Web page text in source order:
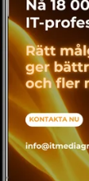
som